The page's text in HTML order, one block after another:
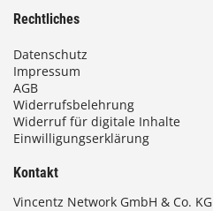
Rechtliches
Datenschutz
Impressum
AGB
Widerrufsbelehrung
Widerruf für digitale Inhalte
Einwilligungserklärung
Kontakt
Vincentz Network GmbH & Co. KG